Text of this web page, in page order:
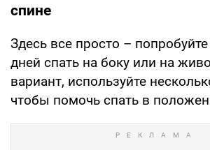
спине
Здесь все просто –
дней спать на боку или на
вариант, используйте
чтобы помочь спать в